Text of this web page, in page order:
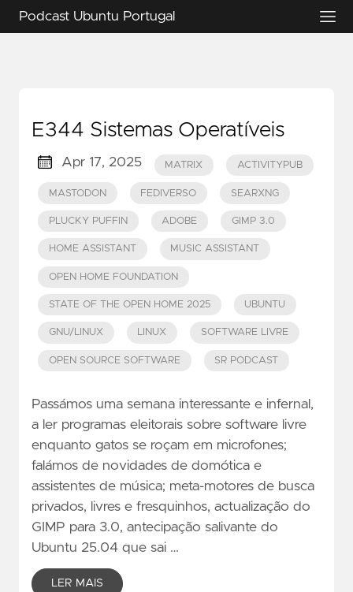
Podcast Ubuntu Portugal
E344 Sistemas Operatíveis
Apr 17, 2025 MATRIX ACTIVITYPUB
MASTODON FEDIVERSO SEARXNG
PLUCKY PUFFIN ADOBE GIMP 3.0
HOME ASSISTANT MUSIC ASSISTANT
OPEN HOME FOUNDATION
STATE OF THE OPEN HOME 2025 UBUNTU
GNU/LINUX LINUX SOFTWARE LIVRE
OPEN SOURCE SOFTWARE SR PODCAST
Passámos uma semana interessante e infernal,
a ler programas eleitorais sobre software livre
enquanto gatos se roçam em microfones;
falámos de novidades de domótica e
assistentes de música; meta-motores de busca
privados, livres e fresquinhos, actualização do
GIMP para 3.0, antecipação salivante do
Ubuntu 25.04 que sai …
LER MAIS